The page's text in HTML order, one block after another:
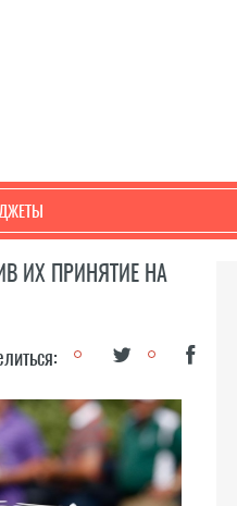
ИХ ПРИНЯТИЕ НА